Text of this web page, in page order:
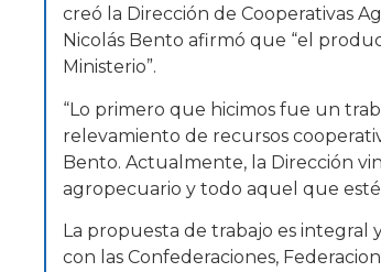
creó la Dirección de Cooperativas
Nicolás Bento afirmó que “el
Ministerio”.
“Lo primero que hicimos fue un
relevamiento de recursos
Bento. Actualmente, la Dirección
agropecuario y todo aquel que
La propuesta de trabajo es
con las Confederaciones,